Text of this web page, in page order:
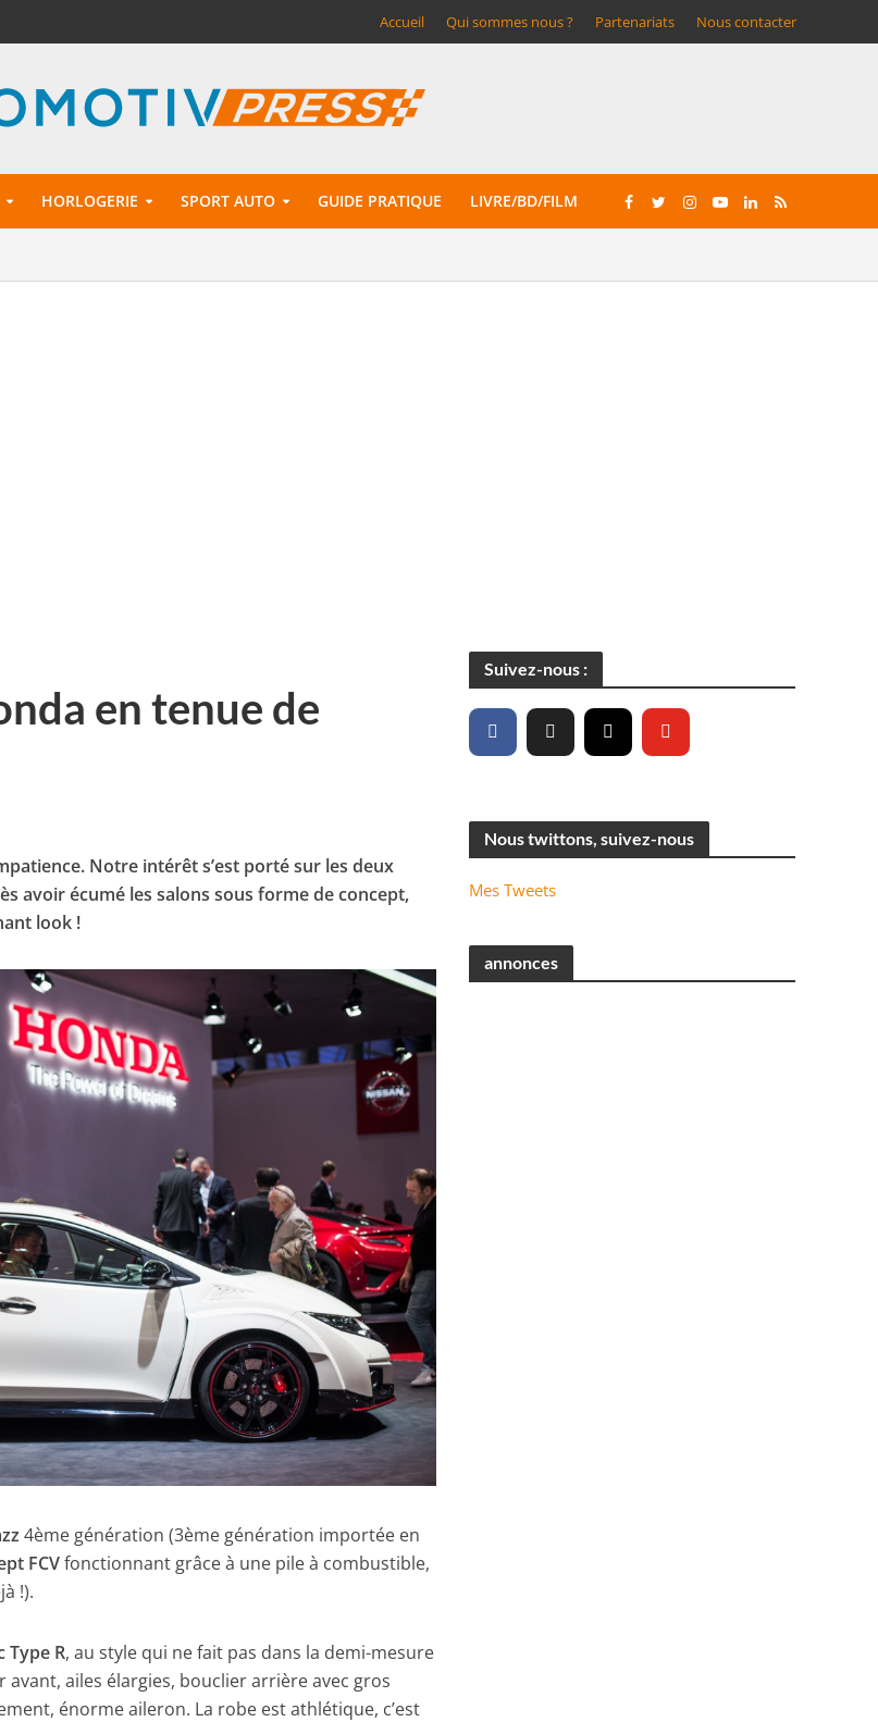
Accueil Qui sommes nous ? Partenariats Nous contacter
HORLOGERIE SPORT AUTO GUIDE PRATIQUE LIVRE/BD/FILM
en tenue de
Notre intérêt s’est porté sur les deux
avoir écumé les salons sous forme de concept,
look !
4ème génération (3ème génération importée en
FCVfonctionnant grâce à une pile à combustible,
!).
Type R, au style qui ne fait pas dans la demi-mesure
ailes élargies, bouclier arrière avec gros
énorme aileron. La robe est athlétique, c’est
Suivez-nous :
Nous twittons, suivez-nous
Mes Tweets
annonces